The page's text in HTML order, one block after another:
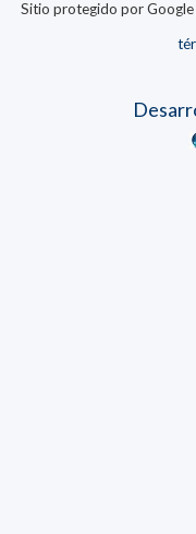
Sitio protegido por Google